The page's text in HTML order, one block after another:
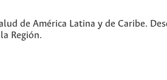
de América Latina y de Caribe.
Región.